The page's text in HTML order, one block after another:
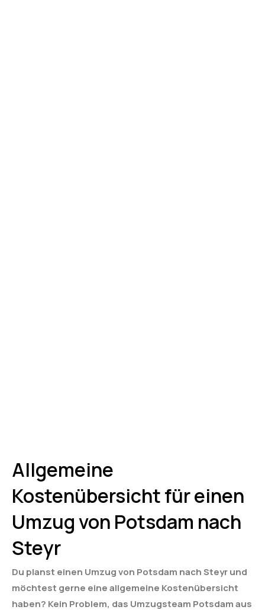
Allgemeine
Kostenübersicht für einen
Umzug von Potsdam nach
Steyr
Du planst einen Umzug von Potsdam nach Steyr und
möchtest gerne eine allgemeine Kostenübersicht
haben? Kein Problem, das Umzugsteam Potsdam aus